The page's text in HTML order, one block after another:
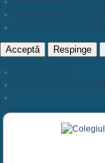
Acceptă Respinge